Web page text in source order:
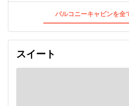
バルコニーキャビンを全
スイート